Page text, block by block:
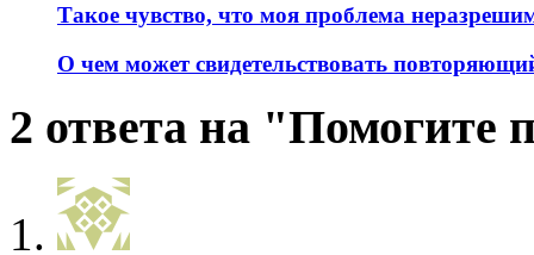
Такое чувство, что моя проблема
О чем может свидетельствовать
2 ответа на "Помогите